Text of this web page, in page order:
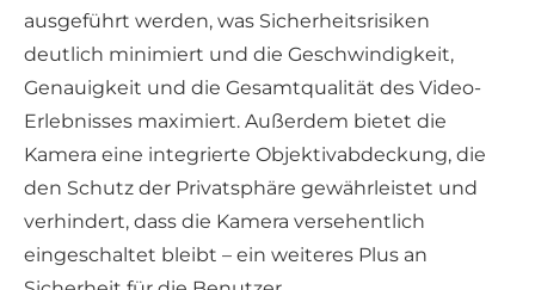
ausgeführt werden, was Sicherheitsrisiken
deutlich minimiert und die Geschwindigkeit,
Genauigkeit und die Gesamtqualität des Video-
Erlebnisses maximiert. Außerdem bietet die
Kamera eine integrierte Objektivabdeckung, die
den Schutz der Privatsphäre gewährleistet und
verhindert, dass die Kamera versehentlich
eingeschaltet bleibt – ein weiteres Plus an